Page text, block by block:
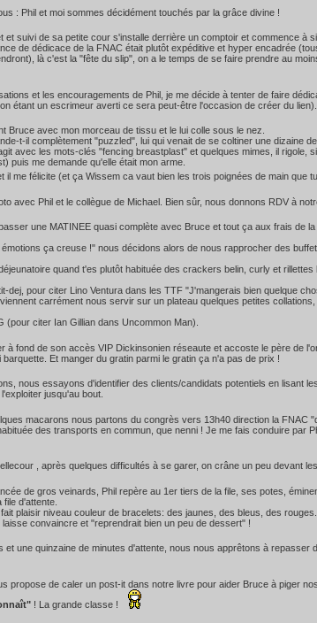
: Phil et moi sommes décidément touchés par la grâce divine !
et suivi de sa petite cour s'installe derrière un comptoir et commence à
de dédicace de la FNAC était plutôt expéditive et hyper encadrée
là c'est la "fête du slip", on a le temps de se faire prendre au
et les encouragements de Phil, je me décide à tenter de faire
étant un escrimeur averti ce sera peut-être l'occasion de créer du lien)...
Bruce avec mon morceau de tissu et le lui colle sous le nez.
t-il complètement "puzzled", lui qui venait de se coltiner une dizaine
avec les mots-clés "fencing breastplast" et quelques mimes, il rigole,
puis me demande qu'elle était mon arme.
il me félicite (et ça Wissem ca vaut bien les trois poignées de main que
avec Phil et le collègue de Michael. Bien sûr, nous donnons RDV à
une MATINEE quasi complète avec Bruce et tout ça aux frais de
émotions ça creuse !" nous décidons alors de nous rapprocher des
quand t'es plutôt habituée des crackers belin, curly et
dej, pour citer Lino Ventura dans les TTF "J'mangerais bien quelque
carrément nous servir sur un plateau quelques petites
(pour citer Ian Gillian dans Uncommon Man).
à fond de son accès VIP Dickinsonien réseaute et accoste le père de
Et manger du gratin parmi le gratin ça n'a pas de prix !
nous essayons d'identifier des clients/candidats potentiels en lisant
jusqu'au bout.
macarons nous partons du congrès vers 13h40 direction la FNAC
des transports en commun, que nenni ! Je me fais conduire par
, après quelques difficultés à se garer, on crâne un peu devant
de gros veinards, Phil repère au 1er tiers de la file, ses potes,
d'attente.
plaisir niveau couleur de bracelets: des jaunes, des bleus, des
convaincre et "reprendrait bien un peu de dessert" !
et une quinzaine de minutes d'attente, nous nous apprêtons à repasser
propose de caler un post-it dans notre livre pour aider Bruce à piger
! La grande classe !